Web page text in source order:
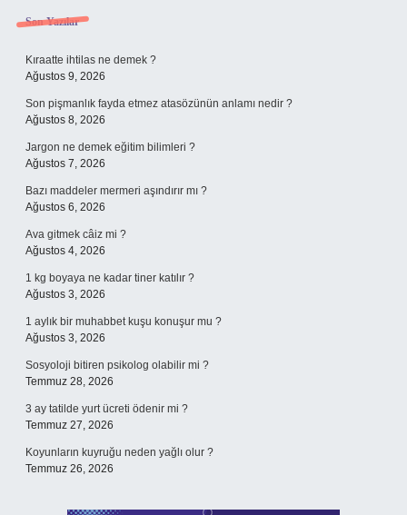
Sidebar
Son Yazılar
Kıraatte ihtilas ne demek ?
Ağustos 9, 2026
Son pişmanlık fayda etmez atasözünün anlamı nedir ?
Ağustos 8, 2026
Jargon ne demek eğitim bilimleri ?
Ağustos 7, 2026
Bazı maddeler mermeri aşındırır mı ?
Ağustos 6, 2026
Ava gitmek câiz mi ?
Ağustos 4, 2026
1 kg boyaya ne kadar tiner katılır ?
Ağustos 3, 2026
1 aylık bir muhabbet kuşu konuşur mu ?
Ağustos 3, 2026
Sosyoloji bitiren psikolog olabilir mi ?
Temmuz 28, 2026
3 ay tatilde yurt ücreti ödenir mi ?
Temmuz 27, 2026
Koyunların kuyruğu neden yağlı olur ?
Temmuz 26, 2026